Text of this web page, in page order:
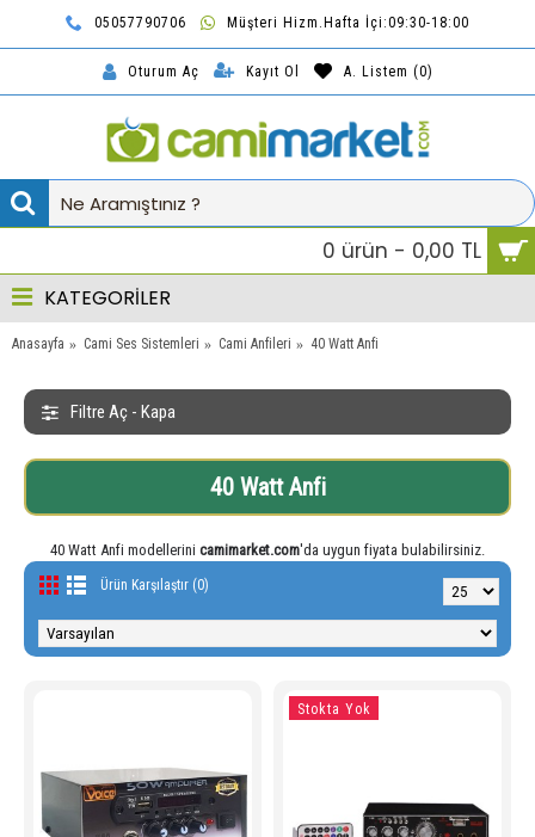
05057790706 Müşteri Hizm.Hafta İçi:09:30-18:00
Oturum Aç Kayıt Ol A. Listem (0)
0 ürün - 0,00 TL
KATEGORİLER
Anasayfa Cami Ses Sistemleri Cami Anfileri 40 Watt Anfi
Filtre Aç - Kapa
40 Watt Anfi
40 Watt Anfi modellerini camimarket.com'da uygun fiyata bulabilirsiniz.
Ürün Karşılaştır (0)
Stokta Yok